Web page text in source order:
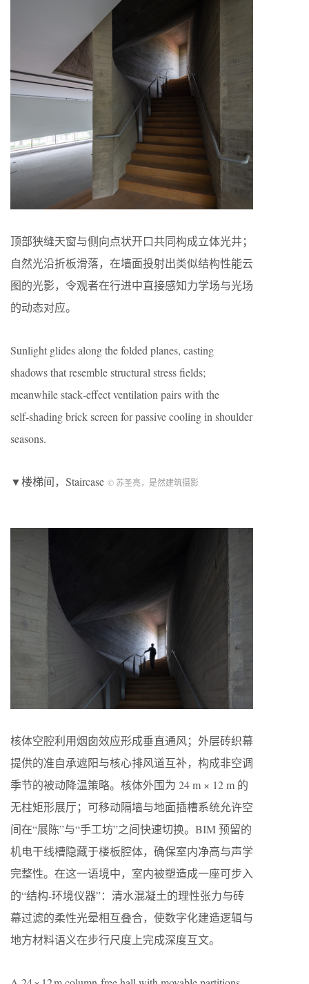
顶部狭缝天窗与侧向点状开口共同构成立体光井；
自然光沿折板滑落，在墙面投射出类似结构性能云
图的光影，令观者在行进中直接感知力学场与光场
的动态对应。
Sunlight glides along the folded planes, casting
shadows that resemble structural stress fields;
meanwhile stack‑effect ventilation pairs with the
self‑shading brick screen for passive cooling in shoulder
seasons.
▼楼梯间，Staircase © 苏圣亮，是然建筑摄影
核体空腔利用烟囱效应形成垂直通风；外层砖织幕
提供的准自承遮阳与核心排风道互补，构成非空调
季节的被动降温策略。核体外围为 24 m × 12 m 的
无柱矩形展厅；可移动隔墙与地面插槽系统允许空
间在“展陈”与“手工坊”之间快速切换。BIM 预留的
机电干线槽隐藏于楼板腔体，确保室内净高与声学
完整性。在这一语境中，室内被塑造成一座可步入
的“结构-环境仪器”：清水混凝土的理性张力与砖
幕过滤的柔性光晕相互叠合，使数字化建造逻辑与
地方材料语义在步行尺度上完成深度互文。